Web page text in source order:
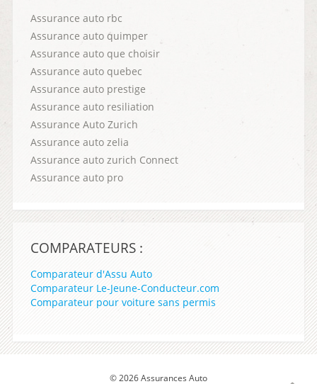
Assurance auto rbc
Assurance auto quimper
Assurance auto que choisir
Assurance auto quebec
Assurance auto prestige
Assurance auto resiliation
Assurance Auto Zurich
Assurance auto zelia
Assurance auto zurich Connect
Assurance auto pro
COMPARATEURS :
Comparateur d'Assu Auto
Comparateur Le-Jeune-Conducteur.com
Comparateur pour voiture sans permis
© 2026 Assurances Auto